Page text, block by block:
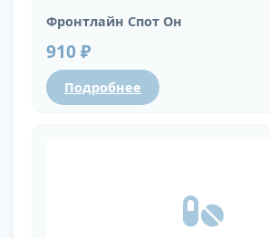
Фронтлайн Спот Он
910 ₽
Подробнее